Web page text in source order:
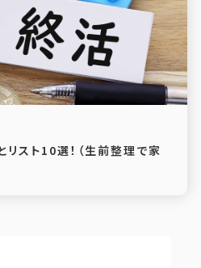
リスト10選！（生前整理で家